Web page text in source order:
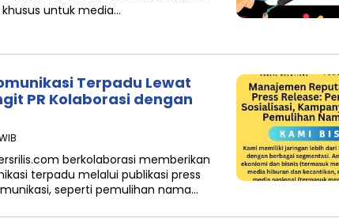
untuk media…
Terpadu Lewat
PR Kolaborasi dengan
berkolaborasi memberikan
terpadu melalui publikasi press
seperti pemulihan nama…